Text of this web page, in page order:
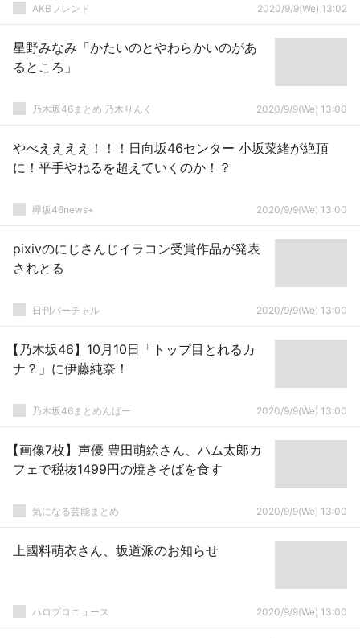
AKBフレンド 2020/9/9(We) 13:02
星野みなみ「かたいのとやわらかいのがあ
るところ」
乃木坂46まとめ 乃木りんく 2020/9/9(We) 13:00
やべええええ！！！日向坂46センター 小坂菜緒が絶頂
に！平手やねるを超えていくのか！？
欅坂46news+ 2020/9/9(We) 13:00
pixivのにじさんじイラコン受賞作品が発表
されとる
日刊バーチャル 2020/9/9(We) 13:00
【乃木坂46】10月10日「トップ目とれるカ
ナ？」に伊藤純奈！
乃木坂46まとめんばー 2020/9/9(We) 13:00
【画像7枚】声優 豊田萌絵さん、ハム太郎カ
フェで税抜1499円の焼きそばを食す
気になる芸能まとめ 2020/9/9(We) 13:00
上國料萌衣さん、坂道派のお知らせ
ハロプロニュース 2020/9/9(We) 13:00